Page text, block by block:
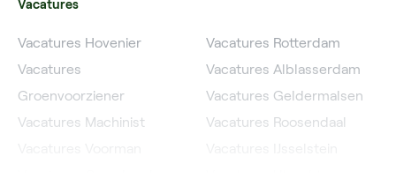
Vacatures
Vacatures Hovenier
Vacatures
Groenvoorziener
Vacatures Machinist
Vacatures Rotterdam
Vacatures Alblasserdam
Vacatures Geldermalsen
Vacatures Roosendaal